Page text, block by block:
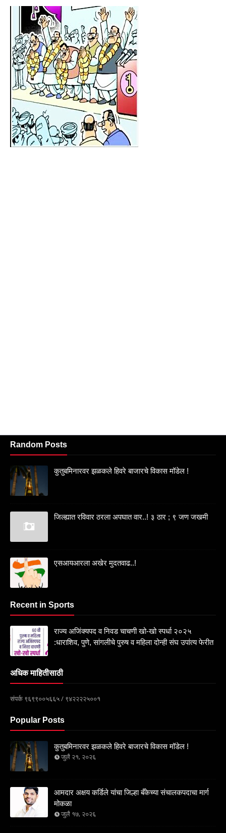
Random Posts
कुतुबमिनारवर झळकले हिवरे बाजारचे विकास मॉडेल !
जिल्ह्यात रविवार ठरला अपघात वार..! ३ ठार ; ९ जण जखमी
एसआयआरला अखेर मुदतवाढ..!
Recent in Sports
राज्य अजिंक्यपद व निवड चाचणी खो-खो स्पर्धा २०२५
:धाराशिव, पुणे, सांगलीचे पुरुष व महिला दोन्ही संघ उपांत्य फेरीत
अधिक माहितीसाठी
संपर्क ९६९९००५६६५ / ९४२२२२५००१
Popular Posts
कुतुबमिनारवर झळकले हिवरे बाजारचे विकास मॉडेल !
जुलै २१, २०२६
आमदार अक्षय कर्डिले यांचा जिल्हा बँकेच्या संचालकपदाचा मार्ग
मोकळा
जुलै १७, २०२६